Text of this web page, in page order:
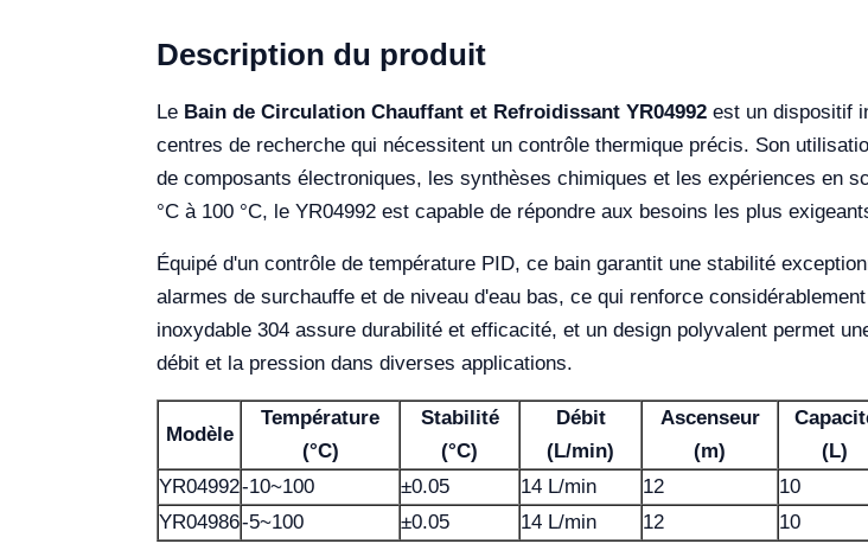
Description du produit
Le Bain de Circulation Chauffant et Refroidissant YR04992 est un dispositif
centres de recherche qui nécessitent un contrôle thermique précis. Son
de composants électroniques, les synthèses chimiques et les expériences en
°C à 100 °C, le YR04992 est capable de répondre aux besoins les plus
Équipé d'un contrôle de température PID, ce bain garantit une stabilité
alarmes de surchauffe et de niveau d'eau bas, ce qui renforce
inoxydable 304 assure durabilité et efficacité, et un design polyvalent permet
débit et la pression dans diverses applications.
Modèle
Température
(°C)
Stabilité
(°C)
Débit
(L/min)
Ascenseur
(m)
(L)
YR04992-10~100 ±0.05 14 L/min 12 10
YR04986-5~100 ±0.05 14 L/min 12 10